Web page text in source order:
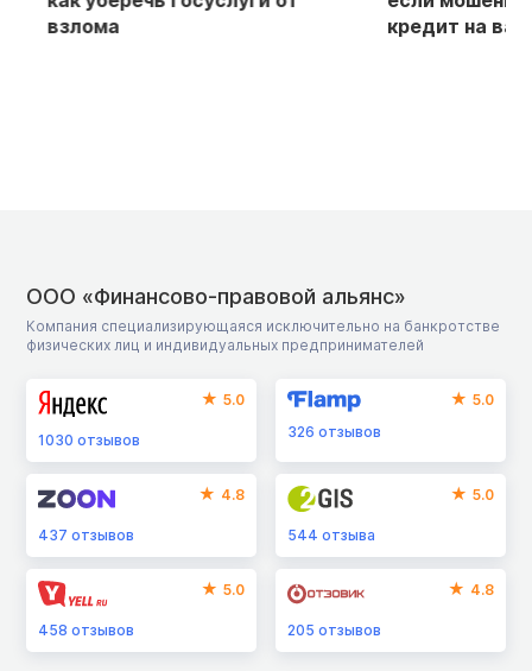
взлома
кредит на ваше
ООО «Финансово-правовой альянс»
Компания специализирующаяся исключительно на банкротстве
физических лиц и индивидуальных предпринимателей
5.0
1030 отзывов
5.0
326отзывов
4.8
437 отзывов
5.0
544отзыва
5.0
458 отзывов
4.8
205отзывов